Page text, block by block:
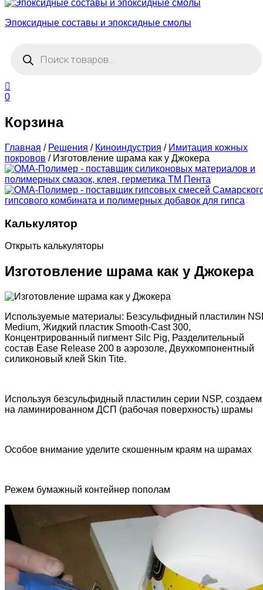
Эпоксидные составы и эпоксидные смолы
товаров
0
Корзина
Главная / Решения / Киноиндустрия / Имитация кожных
покровов / Изготовление шрама как у Джокера
Калькулятор
Открыть калькуляторы
Изготовление шрама как у Джокера
Используемые материалы: Безсульфидный пластилин
Medium, Жидкий пластик Smooth-Cast 300,
Концентрированный пигмент Silc Pig, Разделительный
состав Ease Release 200 в аэрозоле, Двухкомпонентный
силиконовый клей Skin Tite.
Используя безсульфидный пластилин серии NSP, создаем
на ламинированном ДСП (рабочая поверхность) шрамы
Особое внимание уделите скошенным краям на шрамах
Режем бумажный контейнер пополам